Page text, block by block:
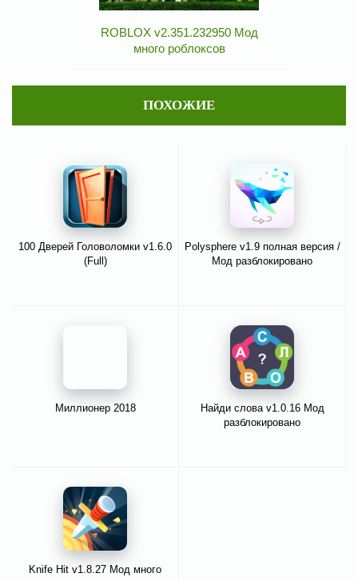
ROBLOX v2.351.232950 Мод
много роблоксов
ПОХОЖИЕ
100 Дверей Головоломки v1.6.0
(Full)
Polysphere v1.9 полная версия /
Мод разблокировано
Миллионер 2018
Найди слова v1.0.16 Мод
разблокировано
Knife Hit v1.8.27 Мод много